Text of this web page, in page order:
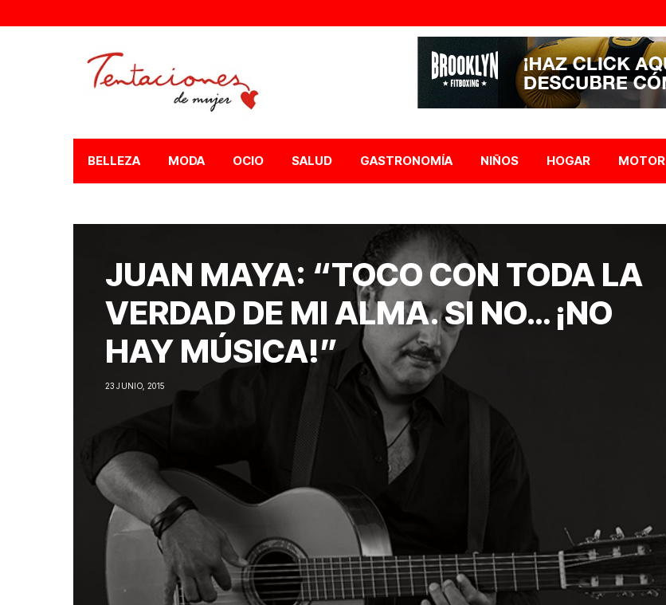
BELLEZA MODA OCIO SALUD GASTRONOMÍA NIÑOS HOGAR MOTOR
JUAN MAYA: “TOCO CON TODA LA
VERDAD DE MI ALMA. SI NO… ¡NO
HAY MÚSICA!”
23 JUNIO, 2015